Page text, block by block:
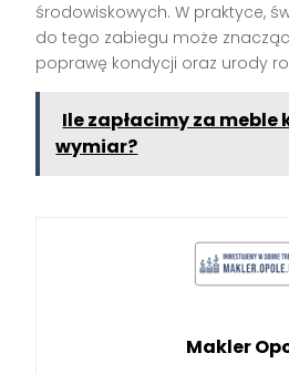
środowiskowych. W praktyce,
do tego zabiegu może
poprawę kondycji oraz urody
Ile zapłacimy za meble
wymiar?
Makler